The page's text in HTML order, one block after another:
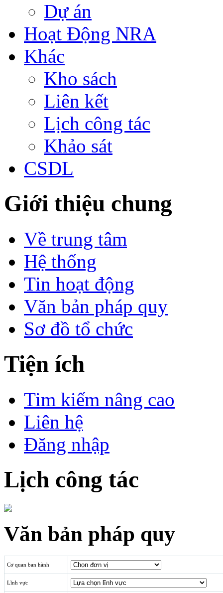
Dự án
Hoạt Động NRA
Khác
Kho sách
Liên kết
Lịch công tác
Khảo sát
CSDL
Giới thiệu chung
Về trung tâm
Hệ thống
Tin hoạt động
Văn bản pháp quy
Sơ đồ tổ chức
Tiện ích
Tim kiếm nâng cao
Liên hệ
Đăng nhập
Lịch công tác
Văn bản pháp quy
Cơ quan ban hành
Lĩnh vực